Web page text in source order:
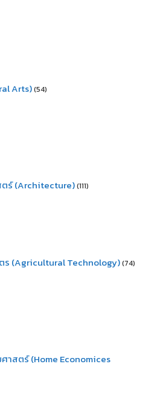
Arts)(54)
ร์ (Architecture)(111)
ร (Agricultural Technology)(74)
าสตร์ (Home Economices